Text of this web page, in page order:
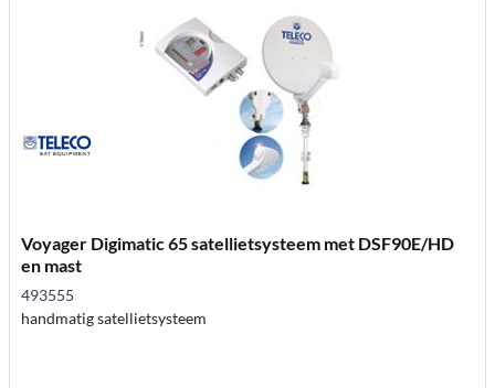
Voyager Digimatic 65 satellietsysteem met DSF90E/HD
en mast
493555
handmatig satellietsysteem